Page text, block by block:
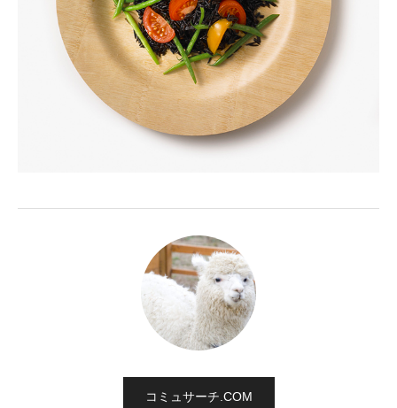
コミュサーチ.COM